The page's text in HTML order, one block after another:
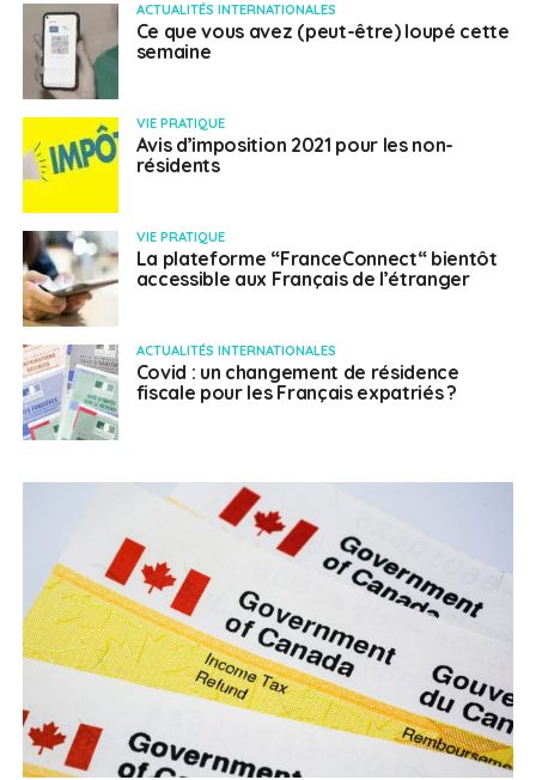
ACTUALITÉS INTERNATIONALES
Ce que vous avez (peut-être) loupé cette
semaine
VIE PRATIQUE
Avis d’imposition 2021 pour les non-
résidents
VIE PRATIQUE
La plateforme “FranceConnect“ bientôt
accessible aux Français de l’étranger
ACTUALITÉS INTERNATIONALES
Covid : un changement de résidence
fiscale pour les Français expatriés ?